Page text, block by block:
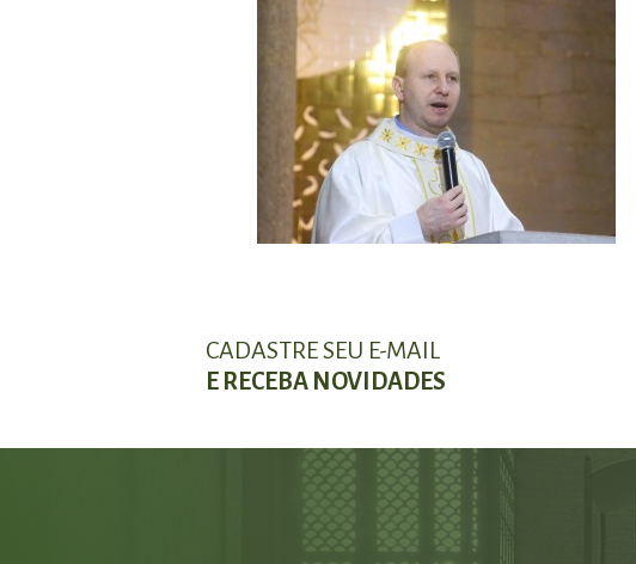
CADASTRE SEU E-MAIL
E RECEBA NOVIDADES